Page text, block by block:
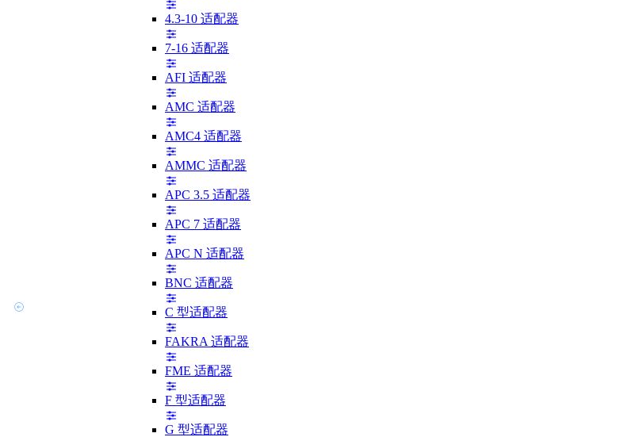
4.3-10 适配器
7-16 适配器
AFI 适配器
AMC 适配器
AMC4 适配器
AMMC 适配器
APC 3.5 适配器
APC 7 适配器
APC N 适配器
BNC 适配器
C 型适配器
FAKRA 适配器
FME 适配器
F 型适配器
G 型适配器